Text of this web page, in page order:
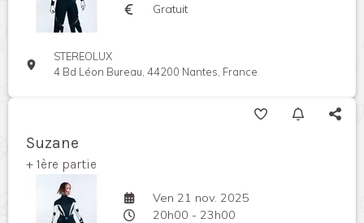
Gratuit
STEREOLUX
4 Bd Léon Bureau, 44200 Nantes, France
Suzane
+ 1ère partie
Ven 21 nov. 2025
20h00 - 23h00